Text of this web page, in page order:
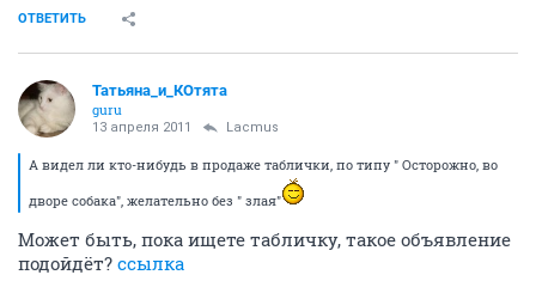
ОТВЕТИТЬ
Татьяна_и_КОтята
guru
13 апреля 2011 Lacmus
А видел ли кто-нибудь в продаже таблички, по типу " Осторожно, во
дворе собака", желательно без " злая"
Может быть, пока ищете табличку, такое объявление
подойдёт? ссылка